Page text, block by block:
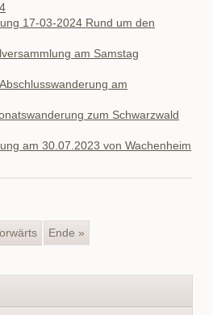
17-03-2024 Rund um den
am Samstag
am
zum Schwarzwald
am 30.07.2023 von Wachenheim
Ende »